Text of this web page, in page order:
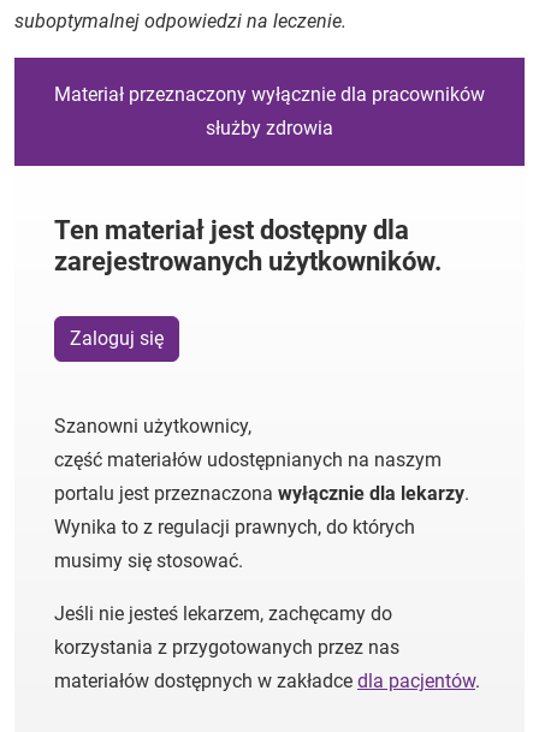
suboptymalnej odpowiedzi na leczenie.
Materiał przeznaczony wyłącznie dla pracowników
służby zdrowia
Ten materiał jest dostępny dla
zarejestrowanych użytkowników.
Zaloguj się
Szanowni użytkownicy,
część materiałów udostępnianych na naszym
portalu jest przeznaczona wyłącznie dla lekarzy.
Wynika to z regulacji prawnych, do których
musimy się stosować.
Jeśli nie jesteś lekarzem, zachęcamy do
korzystania z przygotowanych przez nas
materiałów dostępnych w zakładce dla pacjentów.